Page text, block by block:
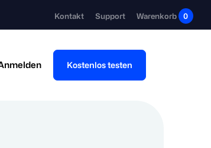
Kontakt Support Warenkorb 0
Kostenlos testen